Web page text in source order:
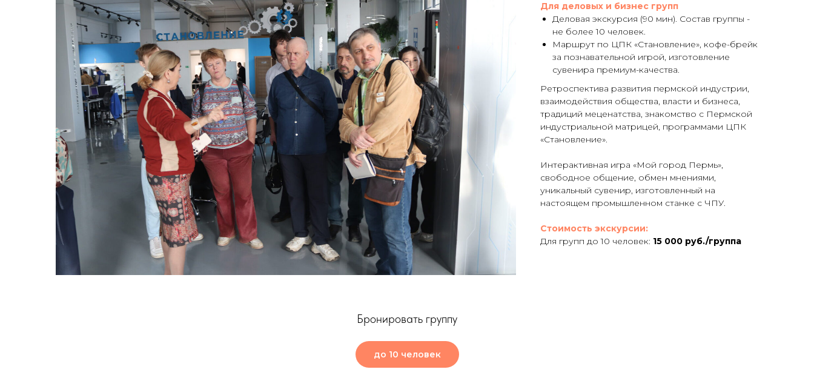
Для деловых и бизнес групп
Деловая экскурсия (90 мин). Состав группы -
не более 10 человек.
Маршрут по ЦПК «Становление», кофе-брейк
за познавательной игрой, изготовление
сувенира премиум-качества.
Ретроспектива развития пермской индустрии,
взаимодействия общества, власти и бизнеса,
традиций меценатства, знакомство с Пермской
индустриальной матрицей, программами ЦПК
«Становление».
Интерактивная игра «Мой город Пермь»,
свободное общение, обмен мнениями,
уникальный сувенир, изготовленный на
настоящем промышленном станке с ЧПУ.
Стоимость экскурсии:
Для групп до 10 человек: 15 000 руб./группа
Бронировать группу
до 10 человек